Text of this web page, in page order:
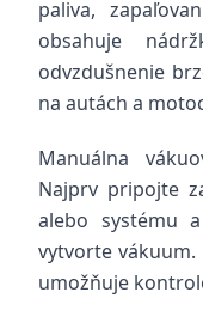
paliva,
obsahuje
odvzdušnenie
na autách a
Manuálna
Najprv pripojte
alebo systému
vytvorte
umožňuje